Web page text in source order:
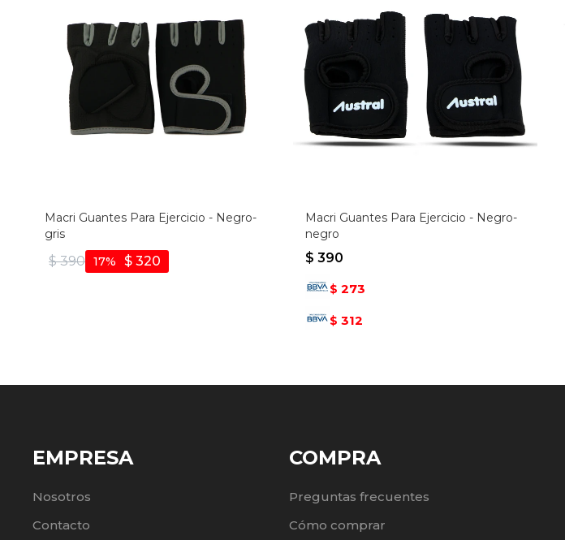
Macri Guantes Para Ejercicio - Negro-
gris
$ 390 $ 320
17
Macri Guantes Para Ejercicio - Negro-
negro
$ 390
$ 273
$ 312
EMPRESA
Nosotros
Contacto
COMPRA
Preguntas frecuentes
Cómo comprar